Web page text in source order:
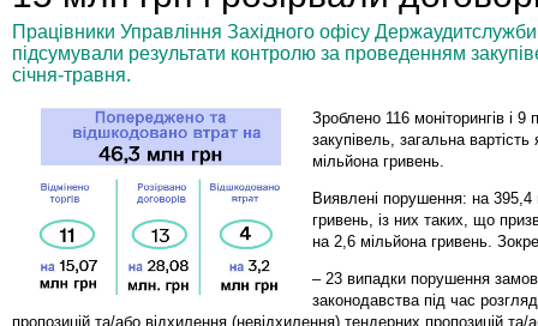
Працівники Управління Західного офісу Держаудитслужби
підсумували результати контролю за проведенням
січня-травня.
Зроблено 116 моніторингів і 9
закупівель, загальна
мільйона гривень.
Виявлені порушення: на 395,4
гривень, із них таких, що
на 2,6 мільйона гривень.
– 23 випадки порушення
законодавства під час
пропозицій та/або відхилення (невідхилення) тендерних пропозицій та/